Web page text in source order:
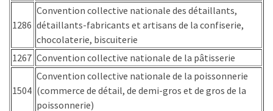
CATEGORIES
(1 096)
(159)
1286
Convention collective nationale des détaillants,
détaillants-fabricants et artisans de la confiserie,
chocolaterie, biscuiterie
1267 Convention collective nationale de la pâtisserie
1504
Convention collective nationale de la poissonnerie
(commerce de détail, de demi-gros et de gros de la
poissonnerie)